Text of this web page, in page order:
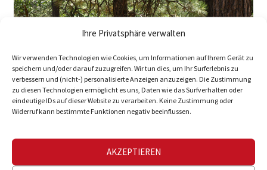
Ihre Privatsphäre verwalten
Wir verwenden Technologien wie Cookies, um Informationen auf Ihrem Gerät zu
speichern und/oder darauf zuzugreifen. Wir tun dies, um Ihr Surferlebnis zu
verbessern und (nicht-) personalisierte Anzeigen anzuzeigen. Die Zustimmung
zu diesen Technologien ermöglicht es uns, Daten wie das Surfverhalten oder
eindeutige IDs auf dieser Website zu verarbeiten. Keine Zustimmung oder
Widerruf kann bestimmte Funktionen negativ beeinflussen.
AKZEPTIEREN